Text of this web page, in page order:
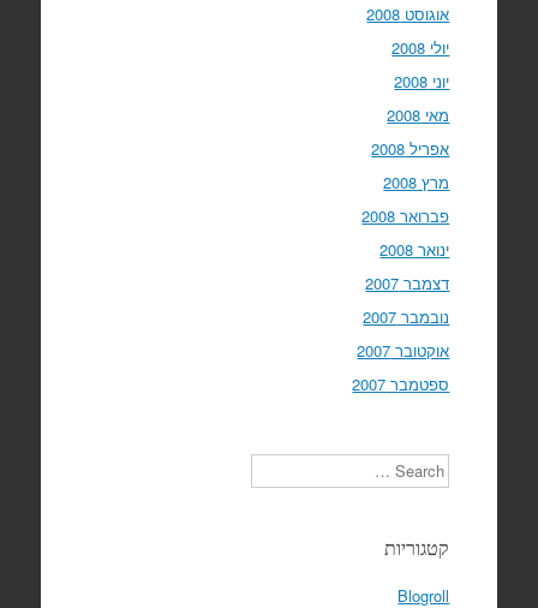
אוגוסט 2008
יולי 2008
יוני 2008
מאי 2008
אפריל 2008
מרץ 2008
פברואר 2008
ינואר 2008
דצמבר 2007
נובמבר 2007
אוקטובר 2007
ספטמבר 2007
Search
קטגוריות
Blogroll